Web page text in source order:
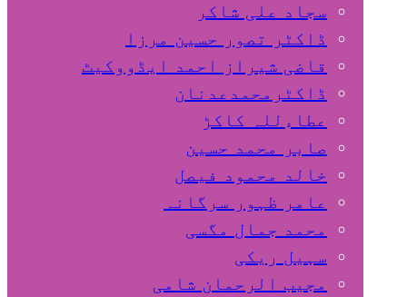
سجاد علی شاکر
ڈاکٹر تصور حسین مرزا
قاضی شیراز احمد ایڈووکیٹ
ڈاکٹرمحمدعدنان
عطاءللہ کاکڑ
صابر محمد حسین
خالد محمود فیصل
عامر ظہور سرگانہ
محمد جمال مگسی
سہیل ريكی
مجیب الرحمان شامی